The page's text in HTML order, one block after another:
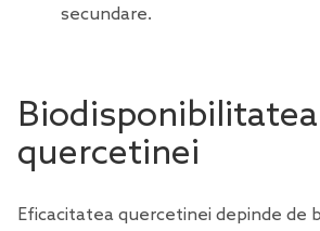
secundare.
Biodisponibilitatea
quercetinei
Eficacitatea quercetinei depinde de